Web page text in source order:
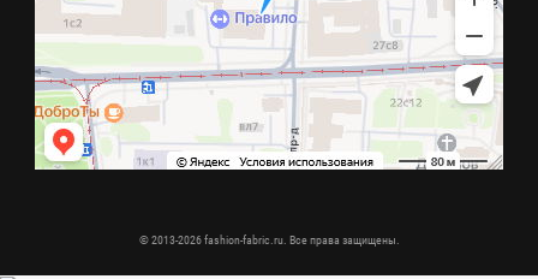
© 2013-2026 fashion-fabric.ru. Все права защищены.